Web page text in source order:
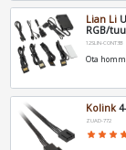
Lian Li
RGB/
12SLIN-CONT3B
Ota
Kolink
ZUAD-772
star star star